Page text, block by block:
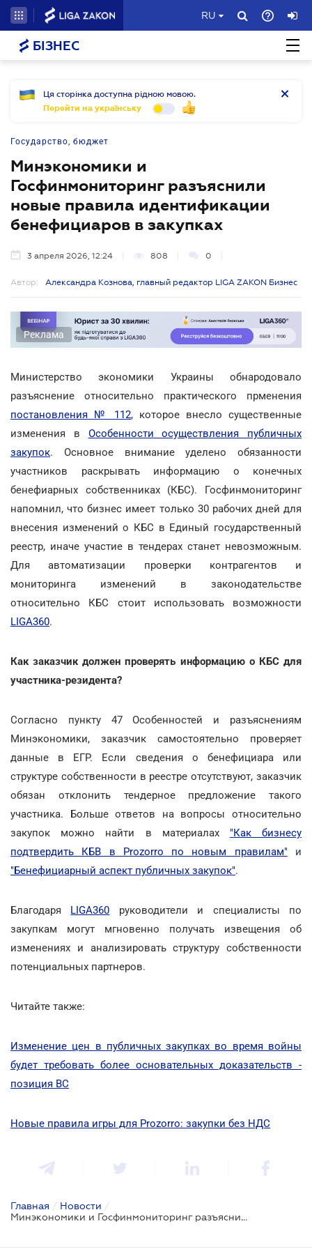
RU
БІЗНЕС
Ця сторінка доступна рідною мовою.
Перейти на українську
Государство, бюджет
Минэкономики и
Госфинмониторинг разъяснили
новые правила идентификации
бенефициаров в закупках
3 апреля 2026, 12:24 808 0
Автор: Александра Кознова, главный редактор LIGA ZAKON Бизнес
Реклама
Министерство экономики Украины обнародовало
разъяснение относительно практического прменения
постановления № 112, которое внесло существенные
изменения в Особенности осуществления публичных
закупок. Основное внимание уделено обязанности
участников раскрывать информацию о конечных
бенефиарных собственниках (КБС). Госфинмониторинг
напомнил, что бизнес имеет только 30 рабочих дней для
внесения изменений о КБС в Единый государственный
реестр, иначе участие в тендерах станет невозможным.
Для автоматизации проверки контрагентов и
мониторинга изменений в законодательстве
относительно КБС стоит использовать возможности
LIGA360.
Как заказчик должен проверять информацию о КБС для
участника-резидента?
Согласно пункту 47 Особенностей и разъяснениям
Минэкономики, заказчик самостоятельно проверяет
данные в ЕГР. Если сведения о бенефициара или
структуре собственности в реестре отсутствуют, заказчик
обязан отклонить тендерное предложение такого
участника. Больше ответов на вопросы относительно
закупок можно найти в материалах "Как бизнесу
подтвердить КБВ в Prozorro по новым правилам"
и
"Бенефициарный аспект публичных закупок".
Благодаря LIGA360 руководители и специалисты по
закупкам могут мгновенно получать извещения об
изменениях и анализировать структуру собственности
потенциальных партнеров.
Читайте также:
Изменение цен в публичных закупках во время войны
будет требовать более основательных доказательств -
позиция ВС
Новые правила игры для Prozorro: закупки без НДС
Главная / Новости /
Минэкономики и Госфинмониторинг разъяснили новые правила идентификации бенефициаров в закупках